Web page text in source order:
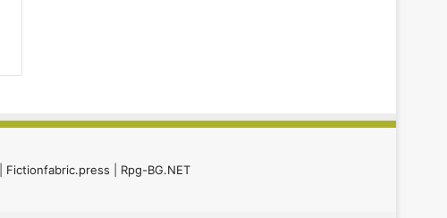
Fictionfabric.press Rpg-BG.NET